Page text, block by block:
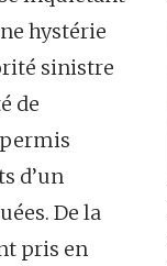
hystérie
sinistre
de
d’un
De la
pris en